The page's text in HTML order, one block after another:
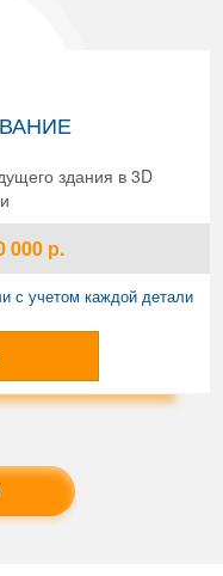
здания в 3D
000 р.
с учетом каждой детали